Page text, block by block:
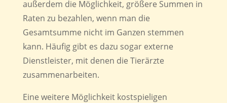
außerdem die Möglichkeit, größere Summen in
Raten zu bezahlen, wenn man die
Gesamtsumme nicht im Ganzen stemmen
kann. Häufig gibt es dazu sogar externe
Dienstleister, mit denen die Tierärzte
zusammenarbeiten.
Eine weitere Möglichkeit kostspieligen